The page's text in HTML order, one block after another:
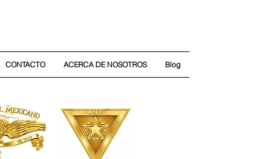
CONTACTO ACERCA DE NOSOTROS Blog